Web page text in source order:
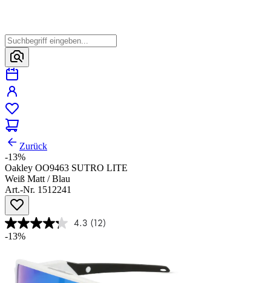
Zurück
-13%
Oakley OO9463 SUTRO LITE
Weiß Matt / Blau
Art.-Nr. 1512241
4.3 (12)
-13%